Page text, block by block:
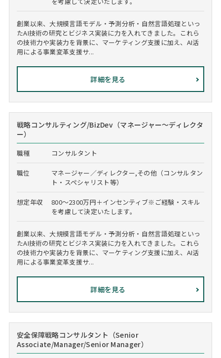
創業以来、大規模言語モデル・予測分析・自然言語処理といっ
たAI技術の研究とビジネス実装に力を入れてきました。これら
の技術力や実装力を背景に、マーケティング支援に加え、AI活
用による事業変革支援サ...
詳細を見る
戦略コンサルティング/BizDev（マネージャー～ディレクタ
ー）
職種 コンサルタント
職位
マネージャー／ディレクター,その他（コンサルタン
ト・スペシャリスト等）
想定年収
800～2300万円＋インセンティブ※ご経験・スキル
を考慮して決定いたします。
創業以来、大規模言語モデル・予測分析・自然言語処理といっ
たAI技術の研究とビジネス実装に力を入れてきました。これら
の技術力や実装力を背景に、マーケティング支援に加え、AI活
用による事業変革支援サ...
詳細を見る
安全保障戦略コンサルタント（Senior
Associate/Manager/Senior Manager）